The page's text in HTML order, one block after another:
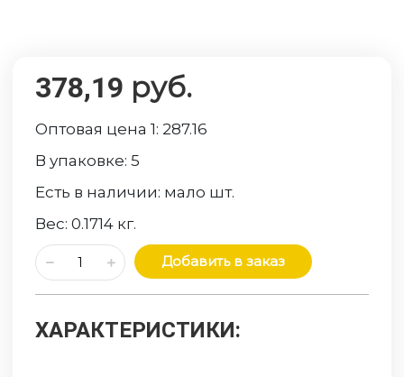
378,19 руб.
Оптовая цена 1: 287.16
В упаковке:5
Есть в наличии: мало шт.
Вес:0.1714 кг.
Добавить в заказ
ХАРАКТЕРИСТИКИ: